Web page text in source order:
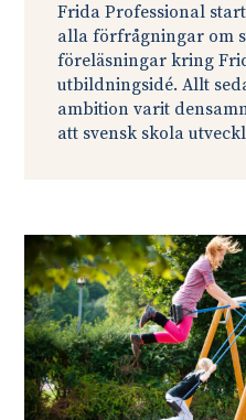
Frida Professional
alla förfrågningar om
föreläsningar kring
utbildningsidé. Allt
ambition varit
att svensk skola